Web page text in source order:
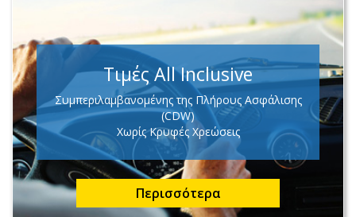
Τιμές All Inclusive
Συμπεριλαμβανομένης της Πλήρους Ασφάλισης
(CDW)
Χωρίς Κρυφές Χρεώσεις
Περισσότερα